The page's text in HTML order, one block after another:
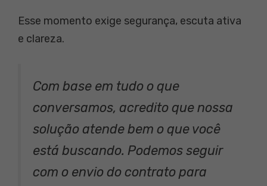
Esse momento exige segurança, escuta ativa
e clareza.
Com base em tudo o que
conversamos, acredito que nossa
solução atende bem o que você
está buscando. Podemos seguir
com o envio do contrato para